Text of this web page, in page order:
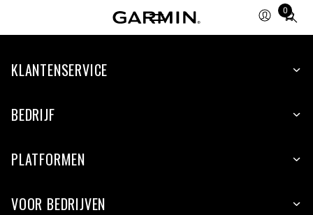
0
Total
items
cart:
KLANTENSERVICE
BEDRIJF
PLATFORMEN
VOOR BEDRIJVEN